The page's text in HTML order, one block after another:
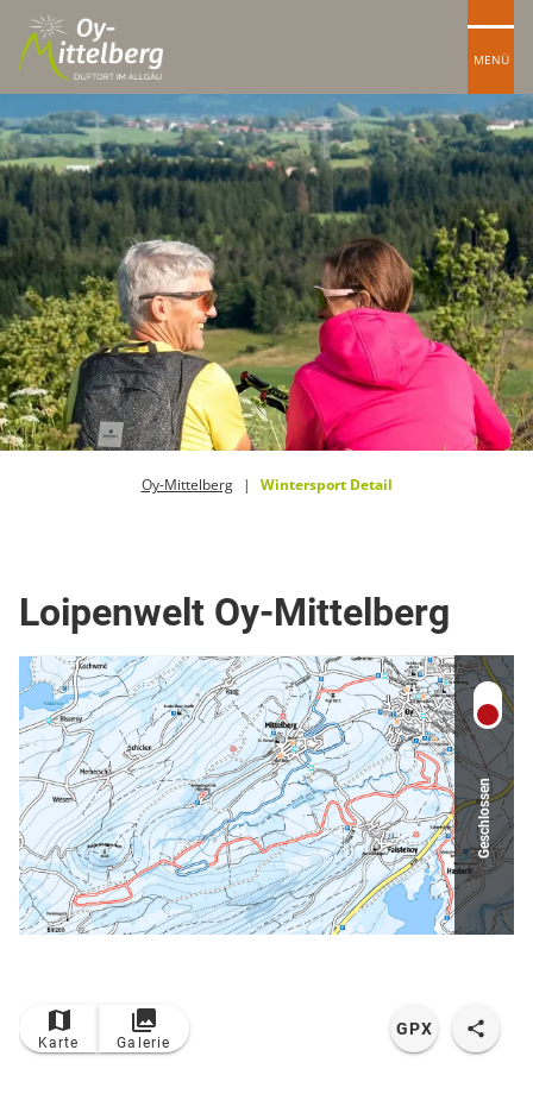
MENÜ
Oy-Mittelberg Wintersport Detail
Loipenwelt Oy-Mittelberg
Geschlossen
Karte Galerie
GPX